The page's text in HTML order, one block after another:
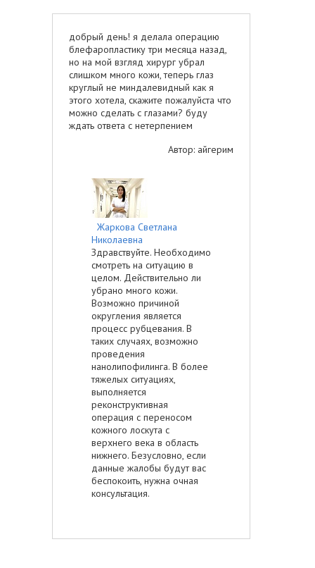
добрый день! я делала операцию
блефаропластику три месяца назад,
но на мой взгляд хирург убрал
слишком много кожи, теперь глаз
круглый не миндалевидный как я
этого хотела, скажите пожалуйста что
можно сделать с глазами? буду
ждать ответа с нетерпением
Автор: айгерим
Жаркова Светлана
Николаевна
Здравствуйте. Необходимо
смотреть на ситуацию в
целом. Действительно ли
убрано много кожи.
Возможно причиной
округления является
процесс рубцевания. В
таких случаях, возможно
проведения
нанолипофилинга. В более
тяжелых ситуациях,
выполняется
реконструктивная
операция с переносом
кожного лоскута с
верхнего века в область
нижнего. Безусловно, если
данные жалобы будут вас
беспокоить, нужна очная
консультация.